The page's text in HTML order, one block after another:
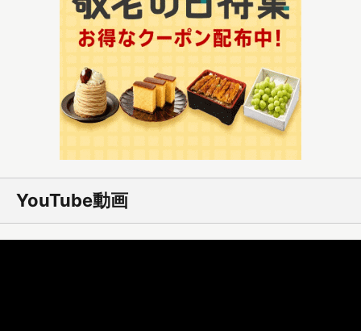
YouTube動画